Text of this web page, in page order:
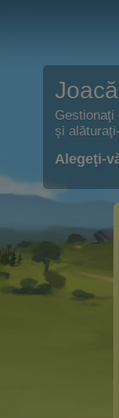
Gestionaţi
şi
Alegeţi-